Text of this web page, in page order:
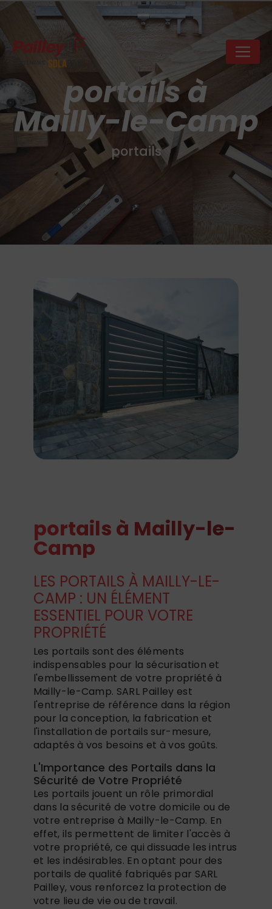
portails à
Mailly-le-Camp
portails
portails à Mailly-le-
Camp
LES PORTAILS À MAILLY-LE-
CAMP : UN ÉLÉMENT
ESSENTIEL POUR VOTRE
PROPRIÉTÉ
Les portails sont des éléments
indispensables pour la sécurisation et
l'embellissement de votre propriété à
Mailly-le-Camp. SARL Pailley est
l'entreprise de référence dans la région
pour la conception, la fabrication et
l'installation de portails sur-mesure,
adaptés à vos besoins et à vos goûts.
L'Importance des Portails dans la
Sécurité de Votre Propriété
Les portails jouent un rôle primordial
dans la sécurité de votre domicile ou de
votre entreprise à Mailly-le-Camp. En
effet, ils permettent de limiter l'accès à
votre propriété, ce qui dissuade les intrus
et les indésirables. En optant pour des
portails de qualité fabriqués par SARL
Pailley, vous renforcez la protection de
votre lieu de vie ou de travail.
Panneau de gestion des cookies